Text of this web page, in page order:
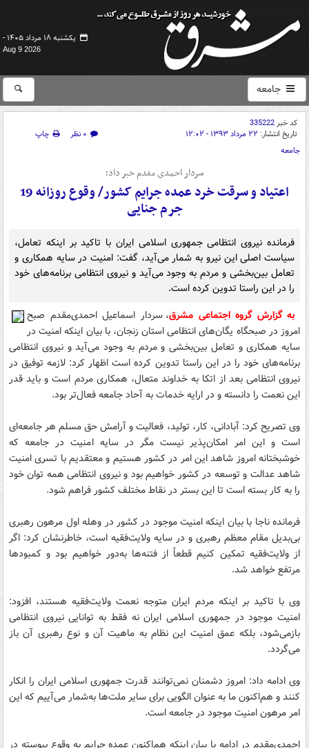
یکشنبه ۱۸ مرداد ۱۴۰۵ -
Aug 9 2026
جامعه
کد خبر335222
تاریخ انتشار: ۲۲ مرداد ۱۳۹۳ - ۱۲:۰۲ ۰ نظر
چاپ
جامعه
سردار احمدی مقدم خبر داد؛
اعتیاد و سرقت خرد عمده جرایم کشور/ وقوع روزانه 19
جرم جنایی
فرمانده نیروی انتظامی جمهوری اسلامی ایران با تاکید بر اینکه تعامل،
سیاست اصلی این نیرو به ‌شمار می‌آید، گفت: امنیت در سایه همکاری و
تعامل بین‌بخشی و مردم به ‌وجود می‌آید و نیروی انتظامی برنامه‌های خود
را در این راستا تدوین کرده است.
به گزارش گروه اجتماعی مشرق، سردار اسماعیل احمدی‌مقدم صبح
امروز در صبحگاه یگان‌های انتظامی استان زنجان، با بیان اینکه امنیت در
سایه همکاری و تعامل بین‌بخشی و مردم به ‌وجود می‌آید و نیروی انتظامی
برنامه‌های خود را در این راستا تدوین کرده است اظهار کرد: لازمه توفیق در
نیروی انتظامی بعد از اتکا به خداوند متعال، همکاری مردم است و باید قدر
این نعمت را دانسته و در ارایه خدمات به آحاد جامعه فعال‌تر بود.
وی تصریح‌ کرد: آبادانی، کار، تولید، فعالیت و آرامش حق مسلم هر جامعه‌ای
است و این امر امکان‌پذیر نیست مگر در سایه امنیت در جامعه که
خوشبختانه امروز شاهد این امر در کشور هستیم و معتقدیم با تسری امنیت
شاهد عدالت و توسعه در کشور خواهیم بود و نیروی انتظامی همه توان خود
را به ‌کار بسته است تا این بستر در نقاط مختلف کشور فراهم شود.
فرمانده ناجا با بیان اینکه امنیت موجود در کشور در وهله اول مرهون رهبری
بی‌بدیل مقام معظم رهبری و در سایه ولایت‌فقیه است، خاطرنشان ‌کرد: اگر
از ولایت‌فقیه تمکین کنیم قطعاً از فتنه‌ها به‌دور خواهیم بود و کمبودها
مرتفع خواهد شد.
وی با تاکید بر اینکه مردم ایران متوجه نعمت ولایت‌فقیه هستند، افزود:
امنیت موجود در جمهوری اسلامی ایران نه فقط به توانایی نیروی انتظامی
بازمی‌شود، بلکه عمق امنیت این نظام به ماهیت آن و نوع رهبری آن باز
می‌گردد.
وی ادامه داد: امروز دشمنان نمی‌توانند قدرت جمهوری اسلامی ایران را انکار
کنند و هم‌اکنون ما به‌ عنوان الگویی برای سایر ملت‌ها به‌شمار می‌آییم که این
امر مرهون امنیت موجود در جامعه است.
احمدی‌مقدم در ادامه با بیان اینکه هم‌اکنون عمده جرایم به ‌وقوع پیوسته در